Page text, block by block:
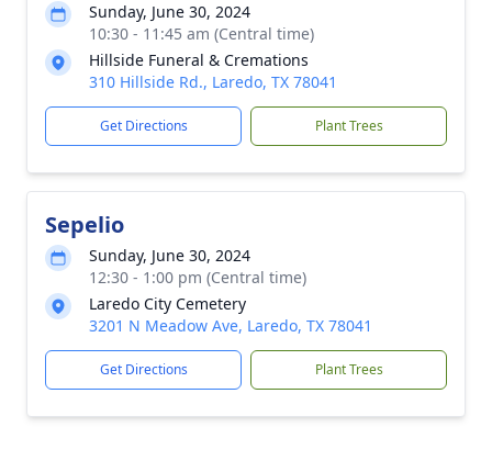
Sunday, June 30, 2024
10:30 - 11:45 am (Central time)
Hillside Funeral & Cremations
310 Hillside Rd., Laredo, TX 78041
Get Directions Plant Trees
Sepelio
Sunday, June 30, 2024
12:30 - 1:00 pm (Central time)
Laredo City Cemetery
3201 N Meadow Ave, Laredo, TX 78041
Get Directions Plant Trees